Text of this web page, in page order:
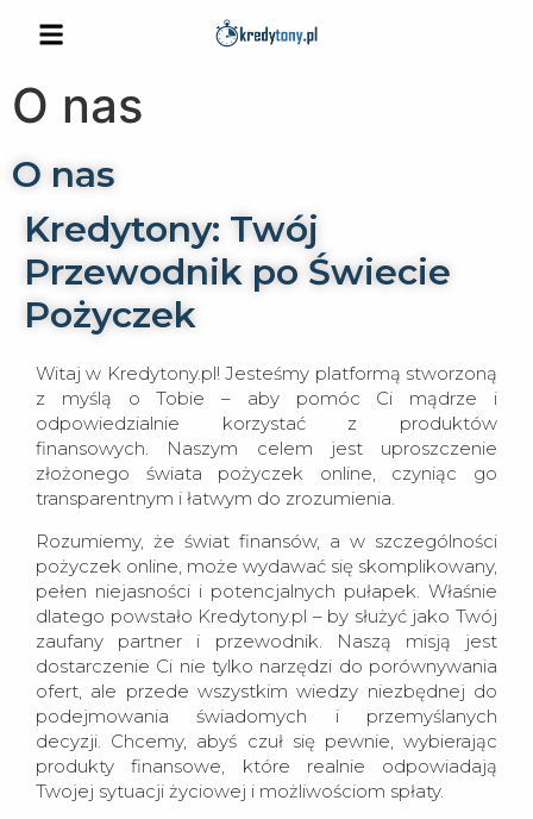
O nas
O nas
Kredytony: Twój
Przewodnik po Świecie
Pożyczek
Witaj w Kredytony.pl! Jesteśmy platformą stworzoną
z myślą o Tobie – aby pomóc Ci mądrze i
odpowiedzialnie korzystać z produktów
finansowych. Naszym celem jest uproszczenie
złożonego świata pożyczek online, czyniąc go
transparentnym i łatwym do zrozumienia.
Rozumiemy, że świat finansów, a w szczególności
pożyczek online, może wydawać się skomplikowany,
pełen niejasności i potencjalnych pułapek. Właśnie
dlatego powstało Kredytony.pl – by służyć jako Twój
zaufany partner i przewodnik. Naszą misją jest
dostarczenie Ci nie tylko narzędzi do porównywania
ofert, ale przede wszystkim wiedzy niezbędnej do
podejmowania świadomych i przemyślanych
decyzji. Chcemy, abyś czuł się pewnie, wybierając
produkty finansowe, które realnie odpowiadają
Twojej sytuacji życiowej i możliwościom spłaty.